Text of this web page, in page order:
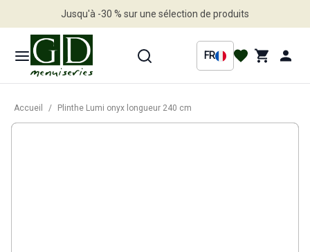
Jusqu'à -30 % sur une sélection de produits
FR
Accueil / Plinthe Lumi onyx longueur 240 cm